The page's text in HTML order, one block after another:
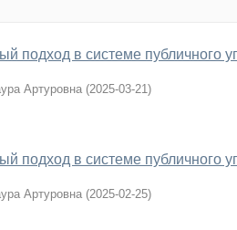
подход в системе публичного
Артуровна (2025-03-21)
подход в системе публичного
Артуровна (2025-02-25)